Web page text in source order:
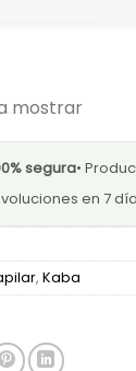
mostrar
segura•
en 7
, Kaba